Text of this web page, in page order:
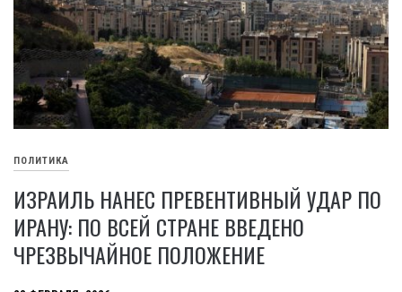
ПОЛИТИКА
ИЗРАИЛЬ НАНЕС ПРЕВЕНТИВНЫЙ УДАР ПО
ИРАНУ: ПО ВСЕЙ СТРАНЕ ВВЕДЕНО
ЧРЕЗВЫЧАЙНОЕ ПОЛОЖЕНИЕ